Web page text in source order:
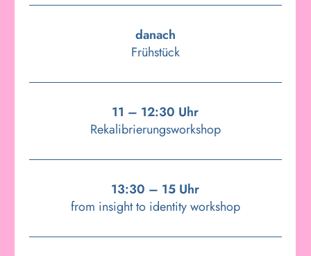
danach
Frühstück
11 – 12:30 Uhr
Rekalibrierungsworkshop
13:30 – 15 Uhr
from insight to identity workshop